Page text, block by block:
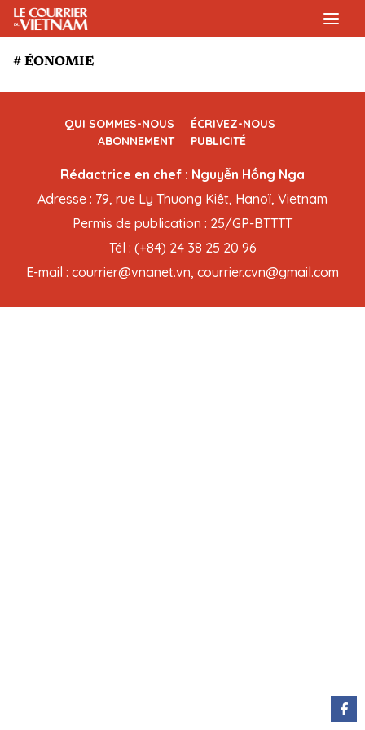
# ÉONOMIE
QUI SOMMES-NOUS
ÉCRIVEZ-NOUS
ABONNEMENT
PUBLICITÉ
Rédactrice en chef : Nguyễn Hồng Nga
Adresse : 79, rue Ly Thuong Kiêt, Hanoï, Vietnam
Permis de publication : 25/GP-BTTTT
Tél : (+84) 24 38 25 20 96
E-mail : courrier@vnanet.vn, courrier.cvn@gmail.com